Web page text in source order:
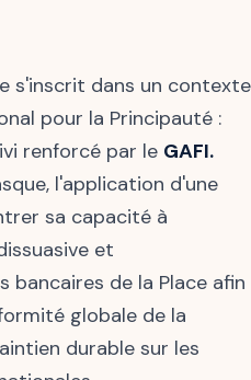
s'inscrit dans un contexte
pour la Principauté :
renforcé par le GAFI.
l'application d'une
sa capacité à
et
bancaires de la Place afin
globale de la
durable sur les